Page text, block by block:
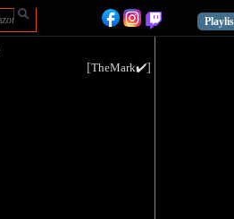
[TheMark✔️]